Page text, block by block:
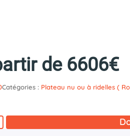
de 6606€
Catégories : Plateau nu ou à ridelles (